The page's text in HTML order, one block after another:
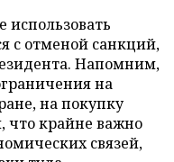
использовать
с отменой санкций,
Напомним,
на
на покупку
что крайне важно
связей,